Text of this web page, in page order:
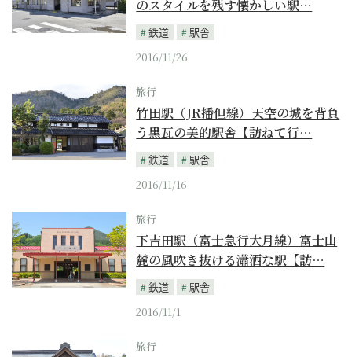
のスタイルを残す懐かしい駅…
鉄道
駅舎
2016/11/26
旅行
竹田駅（JR播但線）天空の城を背負
う黒瓦の美的駅舎【訪ねて行…
鉄道
駅舎
2016/11/16
旅行
下吉田駅（富士急行大月線）富士山
麓の風吹き抜ける瀟洒な駅【訪…
鉄道
駅舎
2016/11/1
旅行